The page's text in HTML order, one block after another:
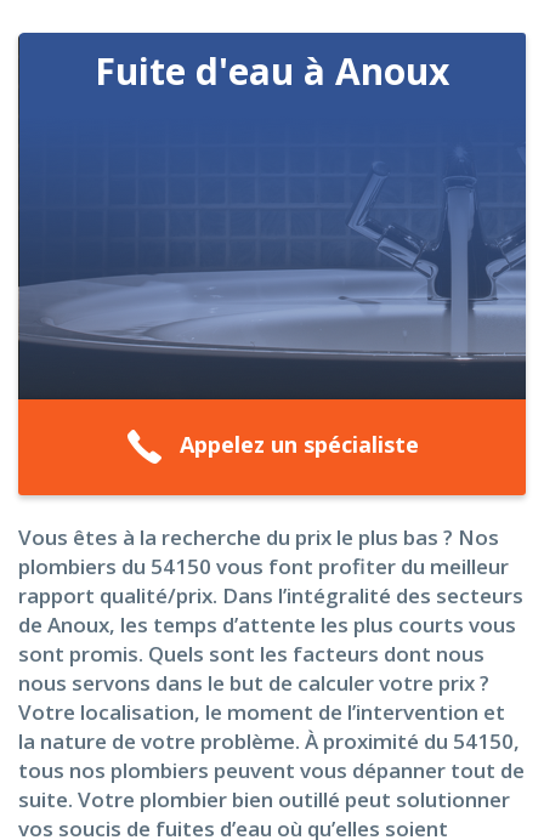
Fuite d'eau à Anoux
Appelez un spécialiste
Vous êtes à la recherche du prix le plus bas ? Nos
plombiers du 54150 vous font profiter du meilleur
rapport qualité/prix. Dans l’intégralité des secteurs
de Anoux, les temps d’attente les plus courts vous
sont promis. Quels sont les facteurs dont nous
nous servons dans le but de calculer votre prix ?
Votre localisation, le moment de l’intervention et
la nature de votre problème. À proximité du 54150,
tous nos plombiers peuvent vous dépanner tout de
suite. Votre plombier bien outillé peut solutionner
vos soucis de fuites d’eau où qu’elles soient